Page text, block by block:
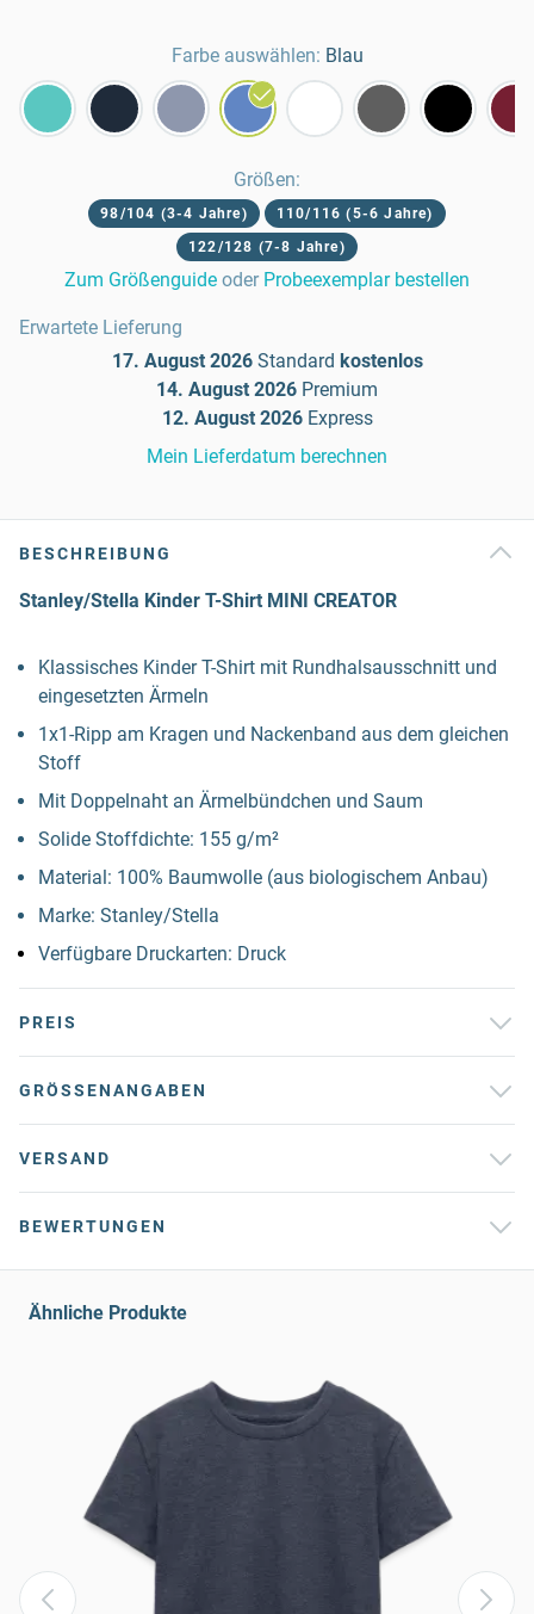
Farbe auswählen: Blau
Größen:
98/104 (3-4 Jahre)
110/116 (5-6 Jahre)
122/128 (7-8 Jahre)
Zum Größenguide oder Probeexemplar bestellen
Erwartete Lieferung
17. August 2026 Standard kostenlos
14. August 2026 Premium
12. August 2026 Express
Mein Lieferdatum berechnen
BESCHREIBUNG
Stanley/Stella Kinder T-Shirt MINI CREATOR
Klassisches Kinder T-Shirt mit Rundhalsausschnitt und
eingesetzten Ärmeln
1x1-Ripp am Kragen und Nackenband aus dem gleichen
Stoff
Mit Doppelnaht an Ärmelbündchen und Saum
Solide Stoffdichte: 155 g/m²
Material: 100% Baumwolle (aus biologischem Anbau)
Marke: Stanley/Stella
Verfügbare Druckarten: Druck
PREIS
GRÖSSENANGABEN
VERSAND
BEWERTUNGEN
Ähnliche Produkte